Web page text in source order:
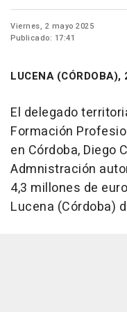
Viernes, 2 mayo 2025
Publicado: 17:41
LUCENA (CÓRDOBA),
El delegado
Formación
en Córdoba, Diego
Admnistración
4,3 millones de
Lucena (Córdoba)